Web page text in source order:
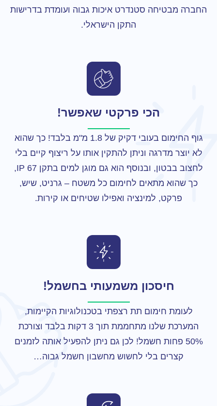
החברה מבטיחה סטנדרט איכות גבוה ועומדת בדרישות
התקן הישראלי.
הכי פרקטי שאפשר!
גוף החימום בעובי דקיק של 1.8 מ"מ בלבד! כך שהוא
לא יוצר מדרגה וניתן להתקין אותו על ריצוף קיים בלי
לחצוב בבטון, ובנוסף הוא גם מוגן למים בתקן IP 67,
כך שהוא מתאים לחימום כל משטח – גרניט, שיש,
פרקט, למינציה ואפילו שטיחים או קירות.
חיסכון משמעותי בחשמל!
לעומת חימום תת רצפתי בטכנולוגיות הקיימות,
המערכת שלנו מתחממת תוך 3 דקות בלבד וצורכת
50% פחות חשמל! לכן גם ניתן להפעיל אותה לזמנים
קצרים בלי לחשוש מחשבון חשמל גבוה…